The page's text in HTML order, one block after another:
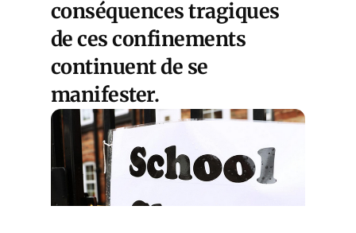
conséquences tragiques
de ces confinements
continuent de se
manifester.